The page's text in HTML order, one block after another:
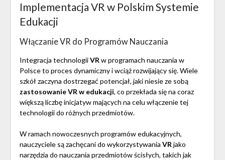
Implementacja VR w Polskim Systemie
Edukacji
Włączanie VR do Programów Nauczania
Integracja technologiiVRw programach nauczania w
Polsce to proces dynamiczny i wciąż rozwijający się. Wiele
szkół zaczyna dostrzegać potencjał, jaki niesie ze sobą
zastosowanie VR w edukacji, co przekłada się na coraz
większą liczbę inicjatyw mających na celu włączenie tej
technologii do różnych przedmiotów.
W ramach nowoczesnych programów edukacyjnych,
nauczyciele są zachęcani do wykorzystywania VRjako
narzędzia do nauczania przedmiotów ścisłych, takich jak